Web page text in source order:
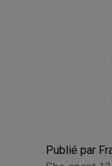
Publié par